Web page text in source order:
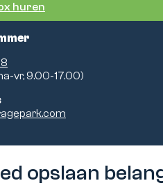
huren
vr, 9.00-17.00)
belangrijker is dan veel
fouten bij het opslaan van
bij ondernemers
mensen kiezen voor een
optimaal organiseert
voor extra opslagruimte?
opslaan